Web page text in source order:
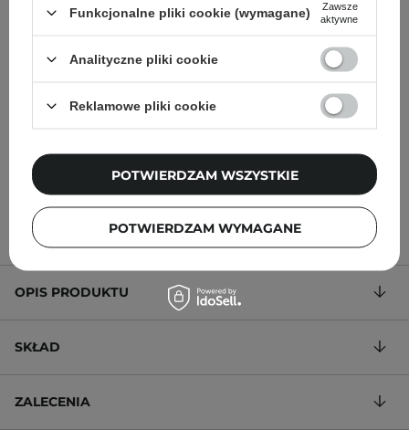
Moisturizing Factors + HA
Twarzy z Kwasem
Hialuronowym - 30ml
32,00 zł
Plant-Derived Squalane -
100% Skwalan z Trzciny
Cukrowej - 30ml
50,00 zł
OPIS PRODUKTU
SKŁAD
ZALECENIA
Funkcjonalne pliki cookie (wymagane)
Zawsze
aktywne
Analityczne pliki cookie
Reklamowe pliki cookie
POTWIERDZAM WYMAGANE
POTWIERDZAM WSZYSTKIE